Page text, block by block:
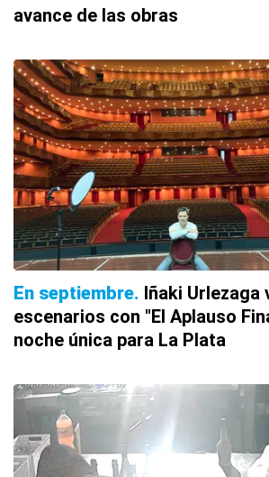
avance de las obras
En septiembre Iñaki Urlezaga
escenarios con "El Aplauso
noche única para La Plata